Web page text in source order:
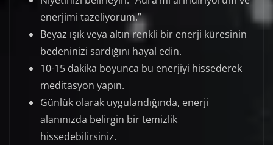
enerjimi tazeliyorum.”
Beyaz ışık veya altın renkli bir enerji küresinin
bedeninizi sardığını hayal edin.
10-15 dakika boyunca bu enerjiyi hissederek
meditasyon yapın.
Günlük olarak uygulandığında, enerji
alanınızda belirgin bir temizlik
hissedebilirsiniz.